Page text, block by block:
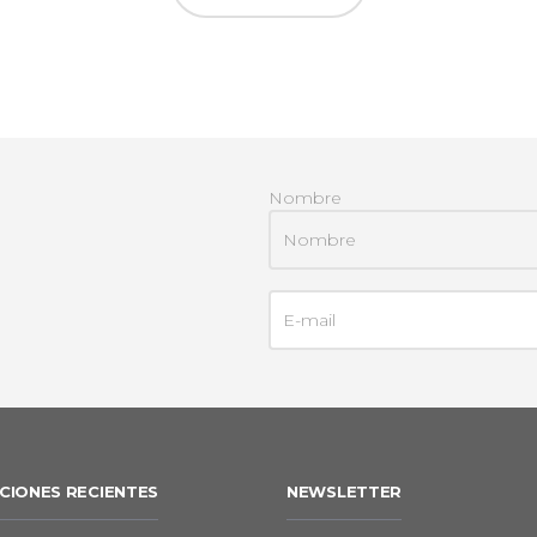
Nombre
RECIENTES NEWSLETTER